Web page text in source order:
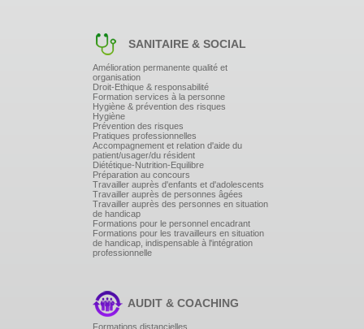
La cohésion d'équipe
le cadre contenant
Les limites de l'adulte
SANITAIRE & SOCIAL
Amélioration permanente qualité et
organisation
Droit-Ethique & responsabilité
Formation services à la personne
Hygiène & prévention des risques
Hygiène
Prévention des risques
Pratiques professionnelles
Accompagnement et relation d'aide du
patient/usager/du résident
Diététique-Nutrition-Equilibre
Préparation au concours
Travailler auprès d'enfants et d'adolescents
Travailler auprès de personnes âgées
Travailler auprès des personnes en situation
de handicap
Formations pour le personnel encadrant
Formations pour les travailleurs en situation
de handicap, indispensable à l'intégration
professionnelle
AUDIT & COACHING
Formations distancielles